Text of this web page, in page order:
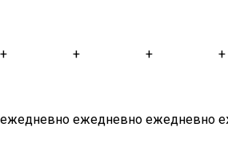
+ + + +
ежедневно ежедневно ежедневно